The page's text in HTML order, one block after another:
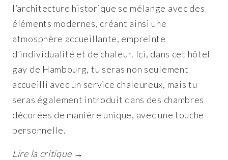
l’architecture historique se mélange avec des
éléments modernes, créant ainsi une
atmosphère accueillante, empreinte
d’individualité et de chaleur. Ici, dans cet hôtel
gay de Hambourg, tu seras non seulement
accueilli avec un service chaleureux, mais tu
seras également introduit dans des chambres
décorées de manière unique, avec une touche
personnelle.
Lire la critique →